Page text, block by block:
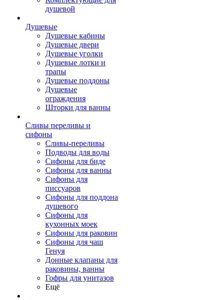
душевой
Душевые
Душевые кабины
Душевые двери
Душевые уголки
Душевые лотки и
трапы
Душевые поддоны
Душевые
ограждения
Шторки для ванны
Сливы переливы и
сифоны
Сливы-переливы
Подводы для воды
Сифоны для биде
Сифоны для ванны
Сифоны для
писсуаров
Сифоны для поддона
душевого
Сифоны для
кухонных моек
Сифоны для раковин
Сифоны для чаш
Генуя
Донные клапаны для
раковины, ванны
Гофры для унитазов
Ещё